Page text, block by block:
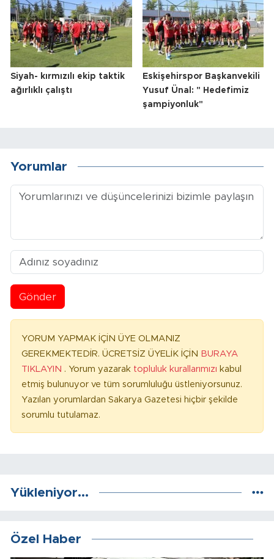
Siyah- kırmızılı ekip taktik
ağırlıklı çalıştı
Eskişehirspor Başkanvekili
Yusuf Ünal: " Hedefimiz
şampiyonluk"
Yorumlar
Gönder
YORUM YAPMAK İÇİN ÜYE OLMANIZ
GEREKMEKTEDİR. ÜCRETSİZ ÜYELİK İÇİN BURAYA
TIKLAYIN . Yorum yazarak topluluk kurallarımızı kabul
etmiş bulunuyor ve tüm sorumluluğu üstleniyorsunuz.
Yazılan yorumlardan Sakarya Gazetesi hiçbir şekilde
sorumlu tutulamaz.
Yükleniyor...
Özel Haber